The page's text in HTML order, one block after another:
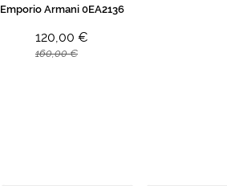
Emporio Armani 0EA2136
120,00 €
160,00 €